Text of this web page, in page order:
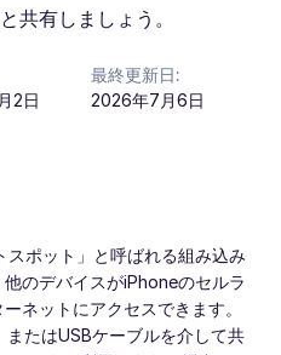
共有しましょう。
2日
最終更新日:
2026年7月6日
ポット」と呼ばれる組み込み
のデバイスがiPhoneのセルラ
ネットにアクセスできます。
たはUSBケーブルを介して共